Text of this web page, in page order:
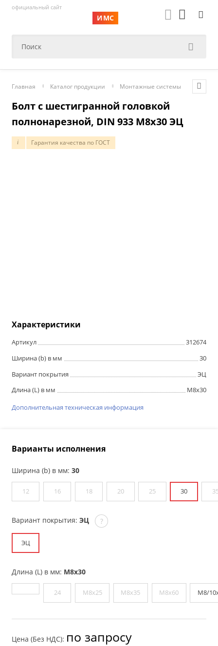
официальный сайт
ИМС
Главная Каталог продукции Монтажные системы
Болт c шестигранной головкой
полнонарезной, DIN 933 М8х30 ЭЦ
i Гарантия качества по ГОСТ
Характеристики
Артикул
312674
Ширина (b) в мм
30
Вариант покрытия
ЭЦ
Длина (L) в мм
М8х30
Дополнительная техническая информация
Варианты исполнения
Ширина (b) в мм: 30
12 16 18 20 25 30
Вариант покрытия: ЭЦ ?
ЭЦ
Длина (L) в мм: М8х30
24 М8х25 М8х35 М8х60 М8/
Цена (Без НДС): по запросу